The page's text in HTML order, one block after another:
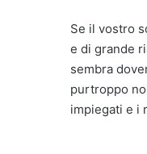
Se il vostro
e di grande
sembra
purtroppo
impiegati e i